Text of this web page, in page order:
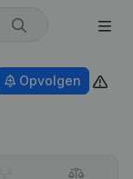
Opvolgen